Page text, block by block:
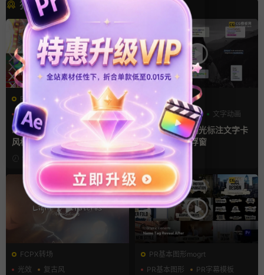
猜你喜欢
FCPX转场
噪点
复古风 快剪模板
finalcutpro插件 9组胶片电影
风格快剪转场FCPX插件
9小时前
FCPX字幕
字幕模板
弹窗 文字动画
fcpx插件 9组高光标注文字卡
片窗口小组件浮窗
1天前
FCPX转场
光效
复古风
PR基本图形mogrt
PR基本图形
PR字幕模板